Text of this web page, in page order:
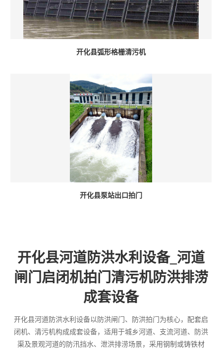
开化县弧形格栅清污机
开化县泵站出口拍门
开化县河道防洪水利设备_河道
闸门启闭机拍门清污机防洪排涝
成套设备
开化县河道防洪水利设备以防洪闸门、防洪拍门为核心，配套启
闭机、清污机构成成套设备，适用于城乡河道、支流河道、防洪
渠及景观河道的防汛挡水、泄洪排涝场景，采用钢制或铸铁材